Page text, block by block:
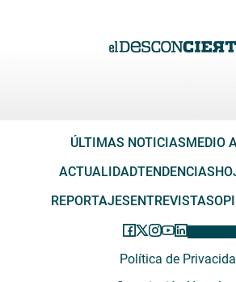
ÚLTIMAS NOTICIAS MEDIO
ACTUALIDADTENDENCIAS
REPORTAJES ENTREVISTAS
Política de